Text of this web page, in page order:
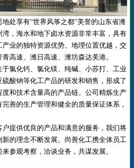
地处享有“世界风筝之都”美誉的山东省潍
，海水和地下卤水资源非常丰富，具有
业的独特资源优势。地理位置优越，交
高速、 潍日高速、 潍坊森达美港。
氯化钙、氯化镁、纯碱、小苏打、工业
酸钠等化工产品的研发和销售，形成了
和技术含量高的产品链。公司精炼生产
善的生产管理和健全的质量保证体系，
提供优良的产品和满意的服务，我们将
的理念不断发展。尚善化工携全体员工
参观考察，洽谈业务，共谋发展。